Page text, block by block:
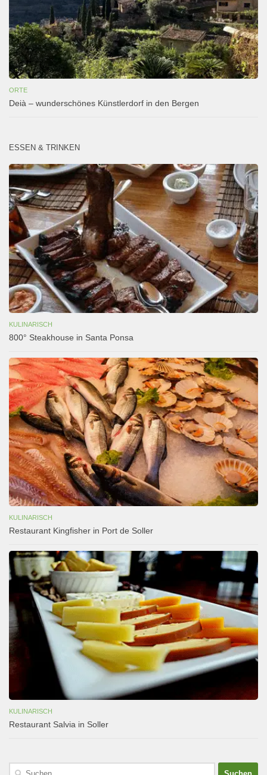
ORTE
Deià – wunderschönes Künstlerdorf in den Bergen
ESSEN & TRINKEN
KULINARISCH
800° Steakhouse in Santa Ponsa
KULINARISCH
Restaurant Kingfisher in Port de Soller
KULINARISCH
Restaurant Salvia in Soller
Suchen